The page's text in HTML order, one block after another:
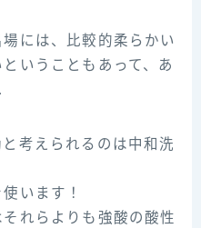
には、比較的柔らかい
いうこともあって、あ
考えられるのは中和洗
います！
れらよりも強酸の酸性